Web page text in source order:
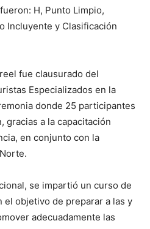
H, Punto Limpio,
Incluyente y Clasificación
fue clausurado del
Especializados en la
donde 25 participantes
gracias a la capacitación
en conjunto con la
se impartió un curso de
objetivo de preparar a las y
adecuadamente las